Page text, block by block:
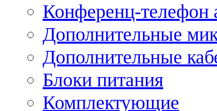
Конференц-телефон
Дополнительные
Дополнительные
Блоки питания
Комплектующие